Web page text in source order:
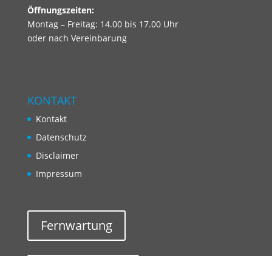
Öffnungszeiten:
Montag – Freitag: 14.00 bis 17.00 Uhr
oder nach Vereinbarung
KONTAKT
Kontakt
Datenschutz
Disclaimer
Impressum
Fernwartung